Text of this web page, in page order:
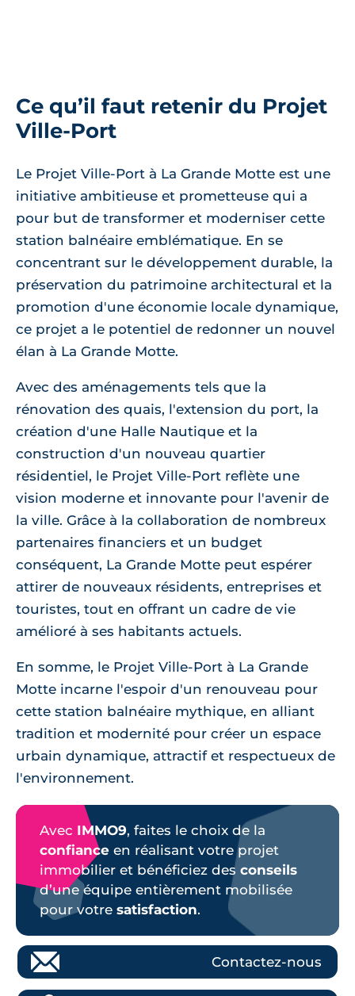
Ce qu’il faut retenir du Projet
Ville-Port
Le Projet Ville-Port à La Grande Motte est une
initiative ambitieuse et prometteuse qui a
pour but de transformer et moderniser cette
station balnéaire emblématique. En se
concentrant sur le développement durable, la
préservation du patrimoine architectural et la
promotion d'une économie locale dynamique,
ce projet a le potentiel de redonner un nouvel
élan à La Grande Motte.
Avec des aménagements tels que la
rénovation des quais, l'extension du port, la
création d'une Halle Nautique et la
construction d'un nouveau quartier
résidentiel, le Projet Ville-Port reflète une
vision moderne et innovante pour l'avenir de
la ville. Grâce à la collaboration de nombreux
partenaires financiers et un budget
conséquent, La Grande Motte peut espérer
attirer de nouveaux résidents, entreprises et
touristes, tout en offrant un cadre de vie
amélioré à ses habitants actuels.
En somme, le Projet Ville-Port à La Grande
Motte incarne l'espoir d'un renouveau pour
cette station balnéaire mythique, en alliant
tradition et modernité pour créer un espace
urbain dynamique, attractif et respectueux de
l'environnement.
Avec IMMO9, faites le choix de la
confiance en réalisant votre projet
immobilier et bénéficiez des conseils
d’une équipe entièrement mobilisée
pour votre satisfaction.
Contactez-nous